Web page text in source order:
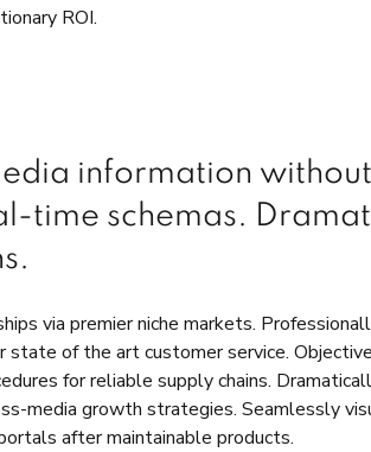
ROI.
information
time schemas.
via premier niche markets.
state of the art customer service.
for reliable supply chains.
media growth strategies. Seamlessly
after maintainable products.